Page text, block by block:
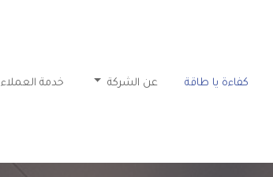
كفاءة يا طاقة عن الشركة خدمة العملاء